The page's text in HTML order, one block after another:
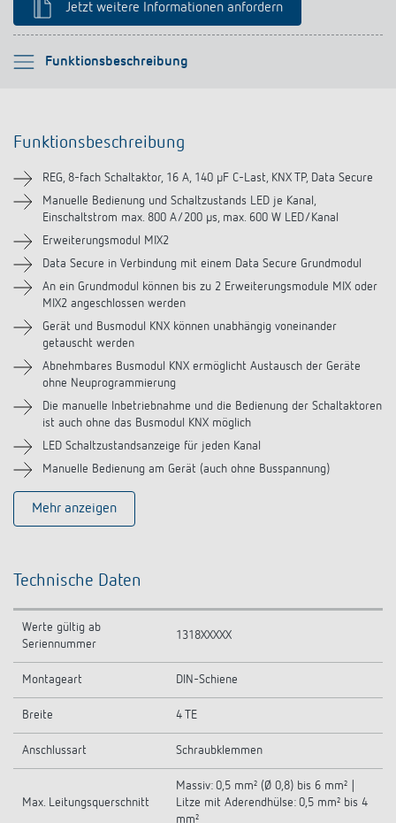
Jetzt weitere Informationen anfordern
Funktionsbeschreibung
Bitte auswählen
Technische Informationen
Downloads
Videos
Funktionsbeschreibung
REG, 8-fach Schaltaktor, 16 A, 140 µF C-Last, KNX TP, Data Secure
Manuelle Bedienung und Schaltzustands LED je Kanal,
Einschaltstrom max. 800 A/200 µs, max. 600 W LED/Kanal
Erweiterungsmodul MIX2
Data Secure in Verbindung mit einem Data Secure Grundmodul
An ein Grundmodul können bis zu 2 Erweiterungsmodule MIX oder
MIX2 angeschlossen werden
Gerät und Busmodul KNX können unabhängig voneinander
getauscht werden
Abnehmbares Busmodul KNX ermöglicht Austausch der Geräte
ohne Neuprogrammierung
Die manuelle Inbetriebnahme und die Bedienung der Schaltaktoren
ist auch ohne das Busmodul KNX möglich
LED Schaltzustandsanzeige für jeden Kanal
Manuelle Bedienung am Gerät (auch ohne Busspannung)
Mehr anzeigen
Technische Daten
Werte gültig ab
Seriennummer
1318XXXXX
Montageart DIN-Schiene
Breite 4 TE
Anschlussart Schraubklemmen
Max. Leitungsquerschnitt
Massiv: 0,5 mm² (Ø 0,8) bis 6 mm² |
Litze mit Aderendhülse: 0,5 mm² bis 4
mm²